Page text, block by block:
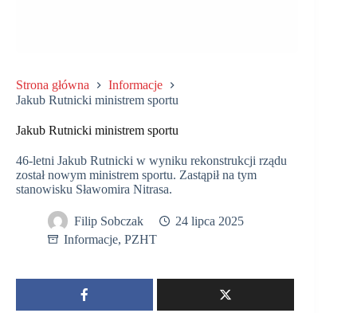
Strona główna
Informacje
Jakub Rutnicki ministrem sportu
Jakub Rutnicki ministrem sportu
46-letni Jakub Rutnicki w wyniku rekonstrukcji rządu
został nowym ministrem sportu. Zastąpił na tym
stanowisku Sławomira Nitrasa.
Filip Sobczak
24 lipca 2025
Informacje, PZHT